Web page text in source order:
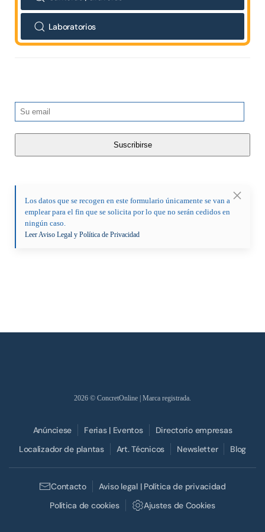
Laboratorios
Los datos que se recogen en este formulario únicamente se van a
emplear para el fin que se solicita por lo que no serán cedidos en
ningún caso.
Leer Aviso Legal y Política de Privacidad
2026 © ConcretOnline | Marca registrada.
Anúnciese Ferias | Eventos
Directorio empresas
Localizador de plantas
Art. Técnicos Newsletter Blog
Contacto
Aviso legal | Política de privacidad
Política de cookies
Ajustes de Cookies